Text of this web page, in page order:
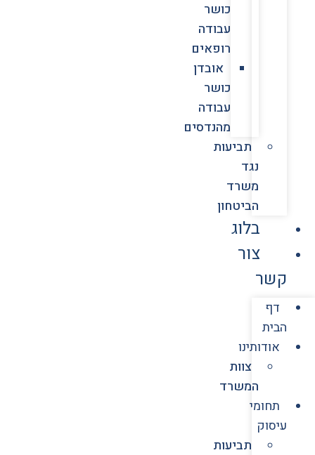
כושר
עבודה
רופאים
אובדן
כושר
עבודה
מהנדסים
תביעות
נגד
משרד
הביטחון
בלוג
צור
קשר
דף
הבית
אודותינו
צוות
המשרד
תחומי
עיסוק
תביעות